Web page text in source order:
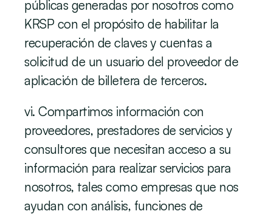
públicas generadas por nosotros como
KRSP con el propósito de habilitar la
recuperación de claves y cuentas a
solicitud de un usuario del proveedor de
aplicación de billetera de terceros.
vi. Compartimos información con
proveedores, prestadores de servicios y
consultores que necesitan acceso a su
información para realizar servicios para
nosotros, tales como empresas que nos
ayudan con análisis, funciones de